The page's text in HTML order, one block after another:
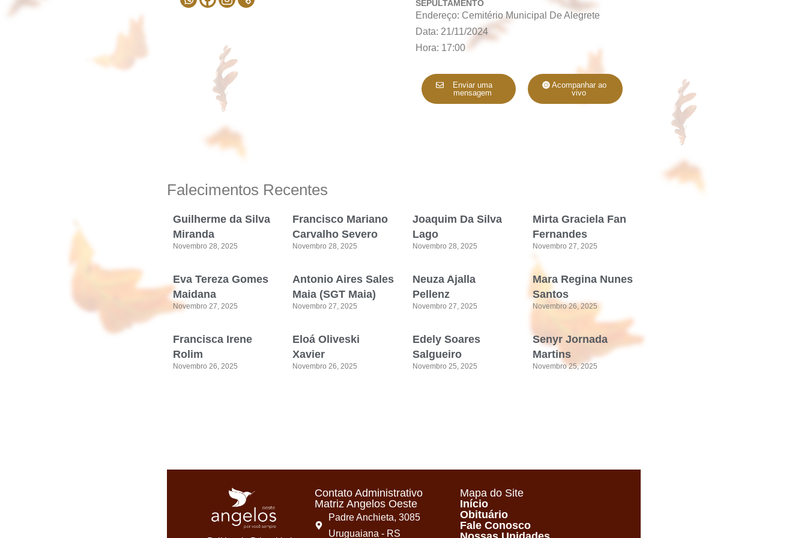
SEPULTAMENTO
Endereço: Cemitério Municipal De Alegrete
Data: 21/11/2024
Hora: 17:00
Enviar uma
mensagem
Acompanhar ao
vivo
Falecimentos Recentes
Guilherme da Silva
Miranda
Novembro 28, 2025
Francisco Mariano
Carvalho Severo
Novembro 28, 2025
Joaquim Da Silva
Lago
Novembro 28, 2025
Mirta Graciela Fan
Fernandes
Novembro 27, 2025
Eva Tereza Gomes
Maidana
Novembro 27, 2025
Antonio Aires Sales
Maia (SGT Maia)
Novembro 27, 2025
Neuza Ajalla
Pellenz
Novembro 27, 2025
Mara Regina Nunes
Santos
Novembro 26, 2025
Francisca Irene
Rolim
Novembro 26, 2025
Eloá Oliveski
Xavier
Novembro 26, 2025
Edely Soares
Salgueiro
Novembro 25, 2025
Senyr Jornada
Martins
Novembro 25, 2025
Contato Administrativo
Matriz Angelos Oeste
Padre Anchieta, 3085
Uruguaiana - RS
Mapa do Site
Início
Obituário
Fale Conosco